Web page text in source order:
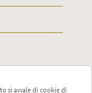
si avvale di cookie di